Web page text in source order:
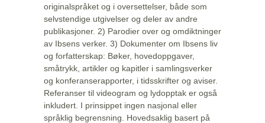
originalspråket og i oversettelser, både som
selvstendige utgivelser og deler av andre
publikasjoner. 2) Parodier over og omdiktninger
av Ibsens verker. 3) Dokumenter om Ibsens liv
og forfatterskap: Bøker, hovedoppgaver,
småtrykk, artikler og kapitler i samlingsverker
og konferanserapporter, i tidsskrifter og aviser.
Referanser til videogram og lydopptak er også
inkludert. I prinsippet ingen nasjonal eller
språklig begrensning. Hovedsaklig basert på